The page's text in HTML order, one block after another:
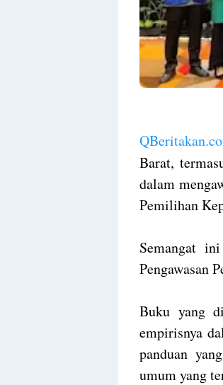
Barat,
dalam
Pemilihan
Semangat
Pengawasan
Buku yang
empirisnya
panduan
umum yang